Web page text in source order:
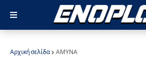
Αρχική σελίδα ΑΜΥΝΑ